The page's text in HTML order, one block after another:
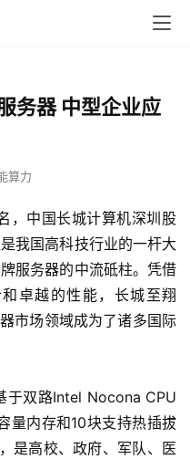
务器 中型企业应
算力
中国长城计算机深圳股
我国高科技行业的一杆大
服务器的中流砥柱。凭借
卓越的性能，长城至翔
市场领域成为了诸多国际
双路Intel Nocona CPU
量内存和10块支持热插拔
是高校、政府、军队、医